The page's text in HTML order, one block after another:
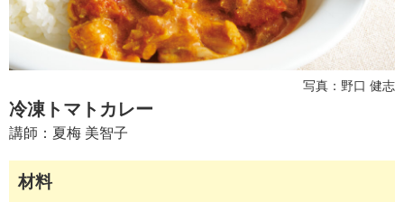
の
き
ょ
う
写真：野口 健志
冷凍トマトカレー
講師： 夏梅 美智子
材料